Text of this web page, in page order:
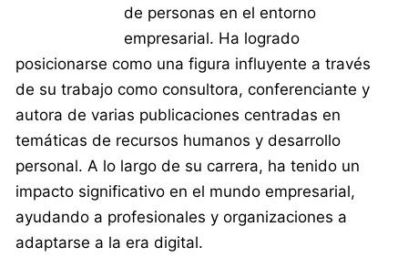
de personas en el entorno
empresarial. Ha logrado
posicionarse como una figura influyente a través
de su trabajo como consultora, conferenciante y
autora de varias publicaciones centradas en
temáticas de recursos humanos y desarrollo
personal. A lo largo de su carrera, ha tenido un
impacto significativo en el mundo empresarial,
ayudando a profesionales y organizaciones a
adaptarse a la era digital.